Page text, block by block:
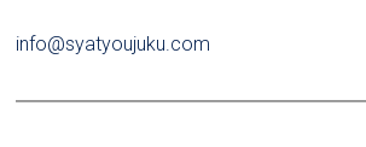
info@syatyoujuku.com